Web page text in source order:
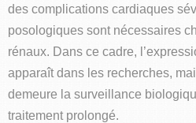
des complications cardiaques
posologiques sont nécessaires
rénaux. Dans ce cadre,
apparaît dans les recherches,
demeure la surveillance
traitement prolongé.